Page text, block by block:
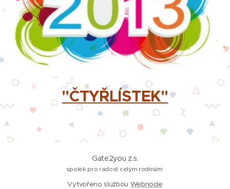
"ČTYŘLÍSTEK"
Gate2you z.s.
spolek pro radost celým rodinám
Vytvořeno službou Webnode